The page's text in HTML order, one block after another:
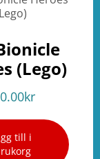
(Lego)
kr
till i